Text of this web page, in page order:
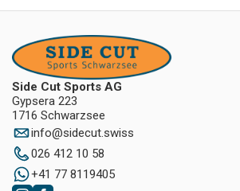
Side Cut Sports AG
Gypsera 223
1716 Schwarzsee
info@sidecut.swiss
026 412 10 58
+41 77 8119405